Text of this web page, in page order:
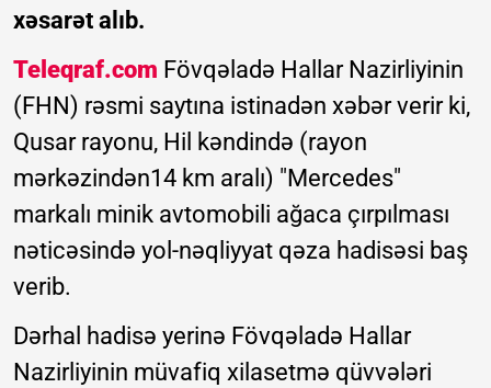
xəsarət alıb.
Teleqraf.com Fövqəladə Hallar Nazirliyinin
(FHN) rəsmi saytına istinadən xəbər verir ki,
Qusar rayonu, Hil kəndində (rayon
mərkəzindən14 km aralı) "Mercedes"
markalı minik avtomobili ağaca çırpılması
nəticəsində yol-nəqliyyat qəza hadisəsi baş
verib.
Dərhal hadisə yerinə Fövqəladə Hallar
Nazirliyinin müvafiq xilasetmə qüvvələri